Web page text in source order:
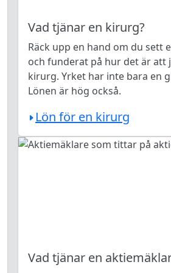
Vad tjänar en kirurg?
Räck upp en hand om du sett
och funderat på hur det är att
kirurg. Yrket har inte bara en
Lönen är hög också.
Lön för en kirurg
Vad tjänar en